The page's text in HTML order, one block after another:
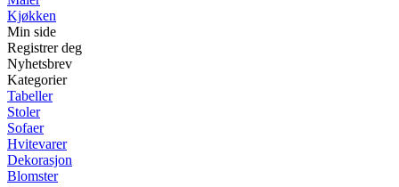
Kjøkken
Min side
Registrer deg
Nyhetsbrev
Kategorier
Tabeller
Stoler
Sofaer
Hvitevarer
Dekorasjon
Blomster